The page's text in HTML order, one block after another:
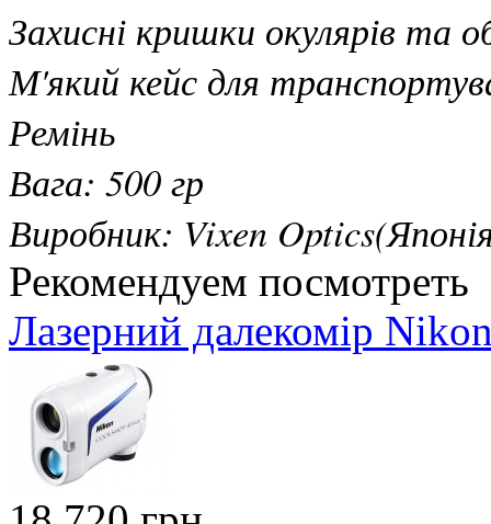
Захисні кришки окулярів та
М'який кейс для
Ремінь
Вага: 500 гр
Виробник: Vixen
Рекомендуем посмотреть
Лазерний далекомір